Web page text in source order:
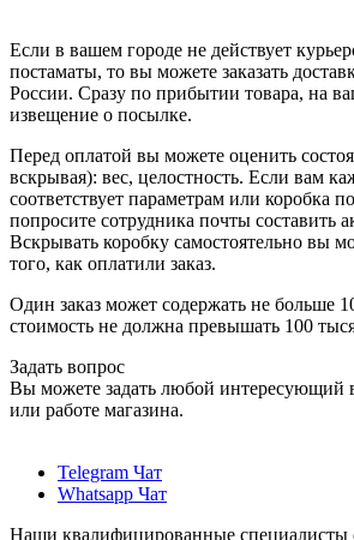
Если в вашем городе не действует
постаматы, то вы можете заказать
России. Сразу по прибытии товара, на
извещение о посылке.
Перед оплатой вы можете оценить
вскрывая): вес, целостность. Если вам
соответствует параметрам или коробка
попросите сотрудника почты составить
Вскрывать коробку самостоятельно вы
того, как оплатили заказ.
Один заказ может содержать не больше
стоимость не должна превышать 100
Задать вопрос
Вы можете задать любой интересующий
или работе магазина.
Telegram Чат
Whatsapp Чат
Наши квалифицированные специалисты